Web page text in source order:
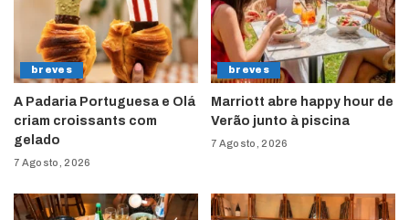
breves
A Padaria Portuguesa e Olá
criam croissants com
gelado
7 Agosto, 2026
breves
Marriott abre happy hour de
Verão junto à piscina
7 Agosto, 2026